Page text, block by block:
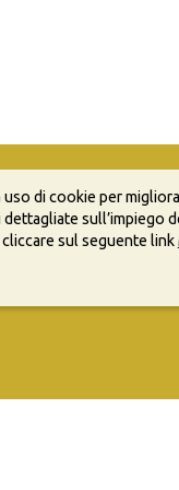
uso di cookie per
sull’impiego
sul seguente link